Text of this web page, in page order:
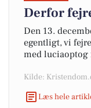
Derfor
Den 13.
egentligt, vi
med luciaoptog
Kilde:
Læs hele